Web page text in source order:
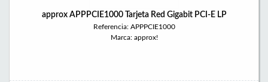
approx APPPCIE1000 Tarjeta Red Gigabit PCI-E LP
Referencia: APPPCIE1000
Marca: approx!